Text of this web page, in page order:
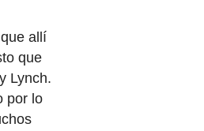
allí
que
Lynch.
por lo